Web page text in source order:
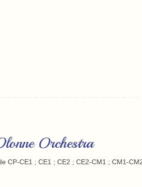
Orchestra
CP-CE1 ; CE1 ; CE2 ; CE2-CM1 ; CM1-